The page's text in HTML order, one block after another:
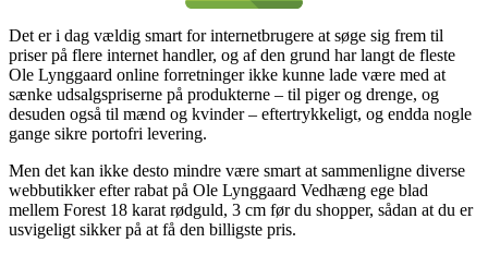
Det er i dag vældig smart for internetbrugere at søge sig frem til
priser på flere internet handler, og af den grund har langt de fleste
Ole Lynggaard online forretninger ikke kunne lade være med at
sænke udsalgspriserne på produkterne – til piger og drenge, og
desuden også til mænd og kvinder – eftertrykkeligt, og endda nogle
gange sikre portofri levering.
Men det kan ikke desto mindre være smart at sammenligne diverse
webbutikker efter rabat på Ole Lynggaard Vedhæng ege blad
mellem Forest 18 karat rødguld, 3 cm før du shopper, sådan at du er
usvigeligt sikker på at få den billigste pris.